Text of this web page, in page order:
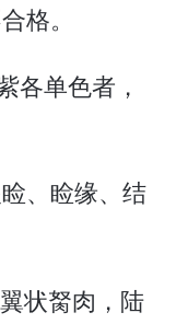
格。
各单色者，
、睑缘、结
状胬肉，陆